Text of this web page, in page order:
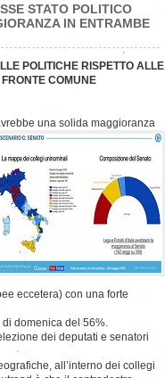
STATO POLITICO
IN ENTRAMBE
POLITICHE RISPETTO ALLE
COMUNE
una solida maggioranza
eccetera) con una forte
domenica del 56%.
dei deputati e senatori
all’interno dei collegi